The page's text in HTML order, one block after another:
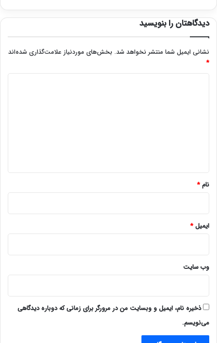
دیدگاهتان را بنویسید
نشانی ایمیل شما منتشر نخواهد شد. بخش‌های موردنیاز علامت‌گذاری شده‌اند
*
نام*
ایمیل*
وب‌ سایت
ذخیره نام، ایمیل و وبسایت من در مرورگر برای زمانی که دوباره دیدگاهی
می‌نویسم.